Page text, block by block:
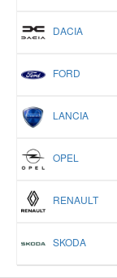
DACIA
FORD
LANCIA
OPEL
RENAULT
SKODA